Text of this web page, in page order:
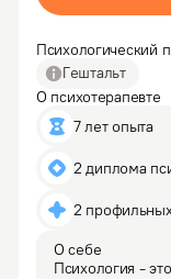
Психологический
Гештальт
О психотерапевте
7 лет опыта
2 диплома
2
О себе
Психология -